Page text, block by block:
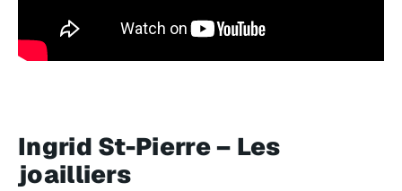
Ingrid St-Pierre – Les
joailliers